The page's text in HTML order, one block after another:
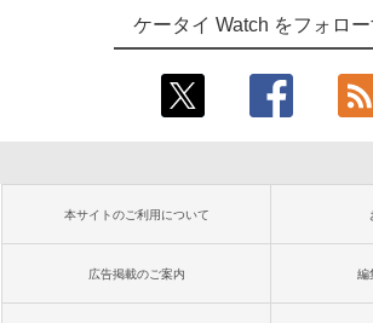
ケータイ Watch をフォロー
本サイトのご利用について
広告掲載のご案内 編